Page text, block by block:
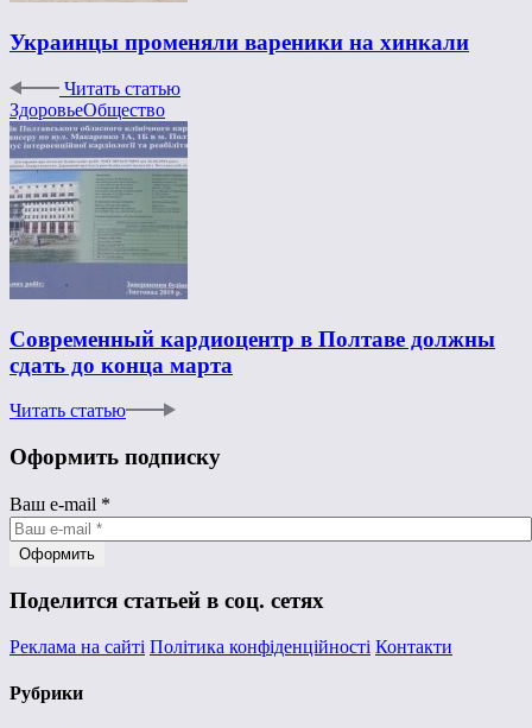
Украинцы променяли вареники на хинкали
Читать статью
ЗдоровьеОбщество
Современный кардиоцентр в Полтаве должны
сдать до конца марта
Читать статью
Оформить подписку
Ваш e-mail *
Поделится статьей в соц. сетях
Реклама на сайті Політика конфіденційності Контакти
Рубрики